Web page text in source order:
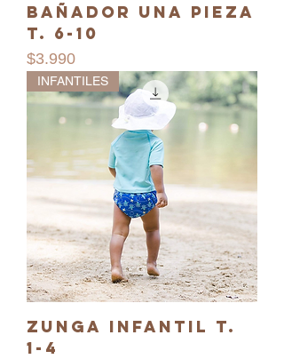
Bañador una pieza
T. 6-10
Precio
$3.990
INFANTILES
Zunga infantil T.
1-4